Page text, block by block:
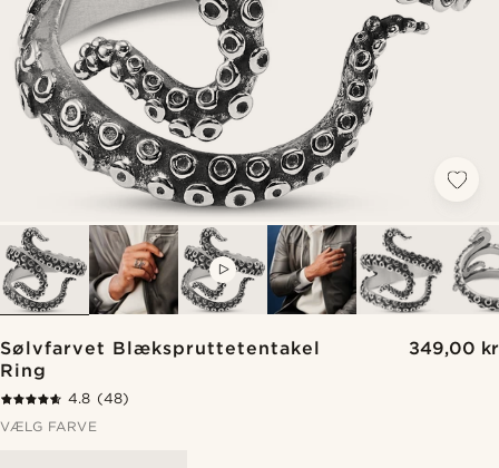
VIDEO
Sølvfarvet Blækspruttetentakel
Ring
349,00 kr
4.8 (48)
VÆLG FARVE